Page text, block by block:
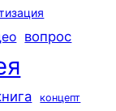
вопрос
концепт